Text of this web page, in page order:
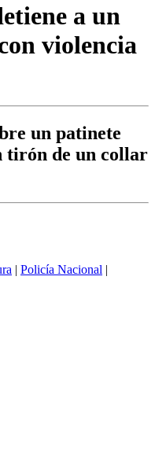
a un
violencia
un patinete
tirón de un collar
| Policía Nacional |